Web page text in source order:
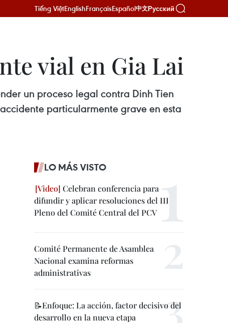
Tiếng ViệtEnglishFrançaisEspañol中文Русский
vial en Gia Lai
un proceso legal contra Dinh Tien
particularmente grave en esta
LO MÁS VISTO
Celebran conferencia para
difundir y aplicar resoluciones del III
Pleno del Comité Central del PCV
Comité Permanente de Asamblea
Nacional examina reformas
administrativas
📝Enfoque: La acción, factor decisivo del
desarrollo en la nueva etapa